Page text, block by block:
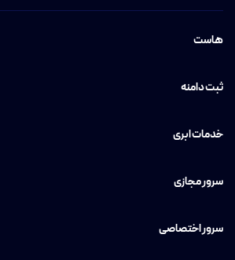
هاست
ثبت دامنه
خدمات ابری
سرور مجازی
سرور اختصاصی